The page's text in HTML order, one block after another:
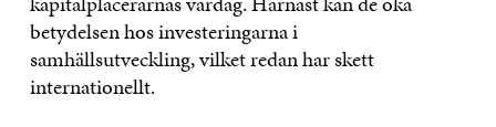
betydelsen hos investeringarna i
samhällsutveckling, vilket redan har skett
internationellt.